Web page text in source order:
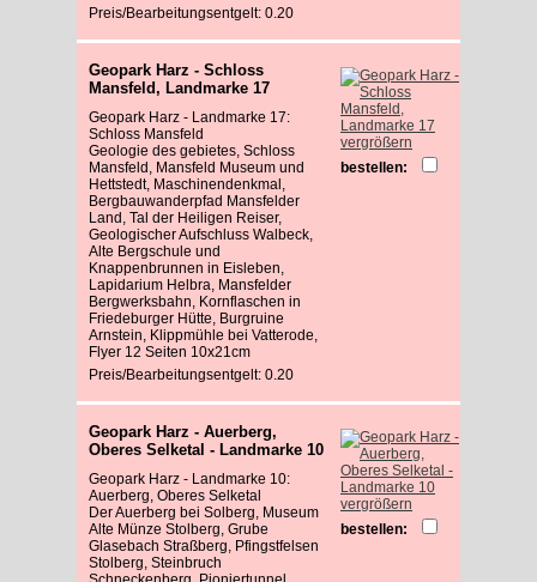
Preis/Bearbeitungsentgelt: 0.20
Geopark Harz - Schloss
Mansfeld, Landmarke 17
Geopark Harz - Landmarke 17:
Schloss Mansfeld
Geologie des gebietes, Schloss
Mansfeld, Mansfeld Museum und
Hettstedt, Maschinendenkmal,
Bergbauwanderpfad Mansfelder
Land, Tal der Heiligen Reiser,
Geologischer Aufschluss Walbeck,
Alte Bergschule und
Knappenbrunnen in Eisleben,
Lapidarium Helbra, Mansfelder
Bergwerksbahn, Kornflaschen in
Friedeburger Hütte, Burgruine
Arnstein, Klippmühle bei Vatterode,
Flyer 12 Seiten 10x21cm
Preis/Bearbeitungsentgelt: 0.20
vergrößern
bestellen:
Geopark Harz - Auerberg,
Oberes Selketal - Landmarke 10
Geopark Harz - Landmarke 10:
Auerberg, Oberes Selketal
Der Auerberg bei Solberg, Museum
Alte Münze Stolberg, Grube
Glasebach Straßberg, Pfingstfelsen
Stolberg, Steinbruch
vergrößern
bestellen: